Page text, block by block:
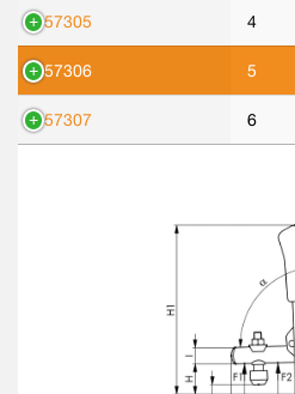
557305 4
557306 5
557307 6